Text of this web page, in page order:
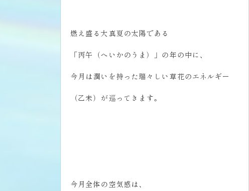
燃え盛る大真夏の太陽である
「丙午（へいかのうま）」の年の中に、
今月は潤いを持った瑞々しい草花のエネルギー
（乙未）が巡ってきます。
今月全体の空気感は、